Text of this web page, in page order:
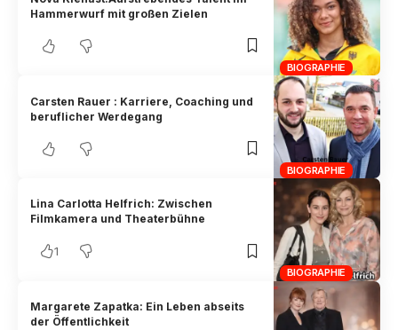
BIOGRAPHIE
Hammerwurf mit großen Zielen
BIOGRAPHIE
Carsten Rauer : Karriere, Coaching und
beruflicher Werdegang
BIOGRAPHIE
Lina Carlotta Helfrich: Zwischen
Filmkamera und Theaterbühne
1
Margarete Zapatka: Ein Leben abseits
der Öffentlichkeit